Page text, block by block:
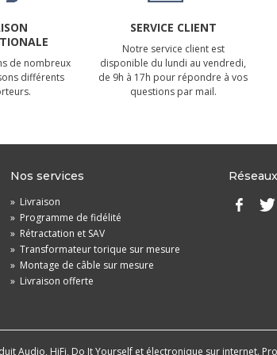
de nombreux
différents
SERVICE CLIENT
Notre service client est
disponible du lundi au vendredi,
de 9h à 17h pour répondre à vos
questions par mail.
Nos services
» Livraison
» Programme de fidélité
» Rétractation et SAV
» Transformateur torique sur mesure
» Montage de câble sur mesure
» Livraison offerte
Audio, HiFi, Do It Yourself et électronique sur internet.